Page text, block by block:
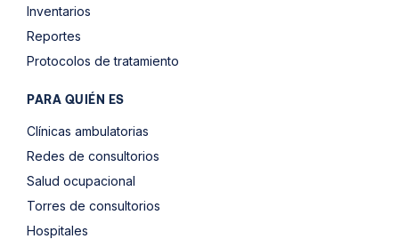
Inventarios
Reportes
Protocolos de tratamiento
PARA QUIÉN ES
Clínicas ambulatorias
Redes de consultorios
Salud ocupacional
Torres de consultorios
Hospitales